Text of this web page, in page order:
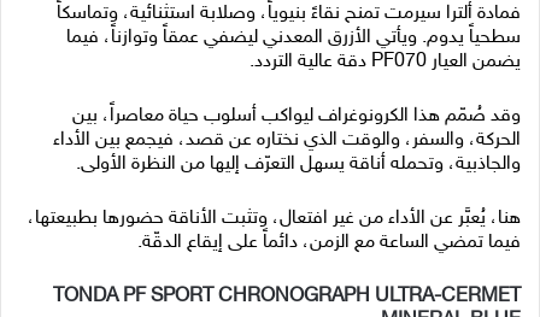
فمادة ألترا سيرمت تمنح نقاءً بنيوياً، وصلابة استثنائية، وتماسكاً
سطحياً يدوم. ويأتي الأزرق المعدني ليضفي عمقاً وتوازناً، فيما
يضمن العيار PF070 دقة عالية التردد.
وقد صُمّم هذا الكرونوغراف ليواكب أسلوب حياة معاصراً، بين
الحركة، والسفر، والوقت الذي نختاره عن قصد، فيجمع بين الأداء
والجاذبية، وتحمله أناقة يسهل التعرّف إليها من النظرة الأولى.
هنا، يُعبَّر عن الأداء من غير افتعال، وتثبت الأناقة حضورها بطبيعتها،
فيما تمضي الساعة مع الزمن، دائماً على إيقاع الدقّة.
TONDA PF SPORT CHRONOGRAPH ULTRA-CERMET